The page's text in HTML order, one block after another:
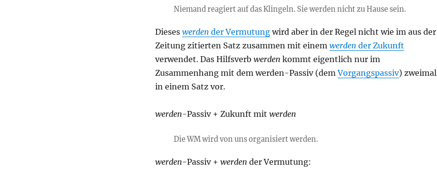
Niemand reagiert auf das Klingeln. Sie werden nicht zu Hause sein.
Dieses werden der Vermutungwird aber in der Regel nicht wie im aus der
Zeitung zitierten Satz zusammen mit einem werden der Zukunft
verwendet. Das Hilfsverb werden kommt eigentlich nur im
Zusammenhang mit dem werden-Passiv (demVorgangspassiv) zweimal
in einem Satz vor.
werden-Passiv + Zukunft mit werden
Die WM wird von uns organisiert werden.
werden-Passiv + werden der Vermutung: